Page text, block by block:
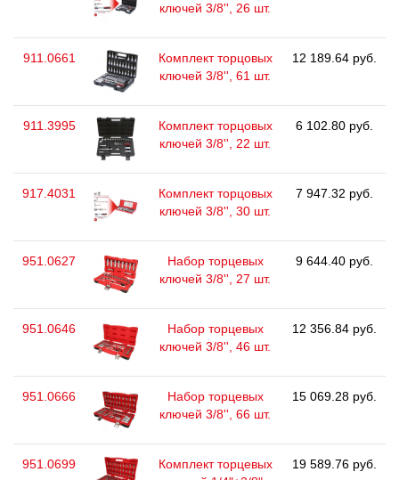
ключей 3/8'', 26 шт.
911.0661
Комплект торцовых
ключей 3/8'', 61 шт.
12 189.64 руб.
911.3995
Комплект торцовых
ключей 3/8'', 22 шт.
6 102.80 руб.
917.4031
Комплект торцовых
ключей 3/8'', 30 шт.
7 947.32 руб.
951.0627
Набор торцевых
ключей 3/8'', 27 шт.
9 644.40 руб.
951.0646
Набор торцевых
ключей 3/8'', 46 шт.
12 356.84 руб.
951.0666
Набор торцевых
ключей 3/8'', 66 шт.
15 069.28 руб.
951.0699
Комплект торцевых
19 589.76 руб.